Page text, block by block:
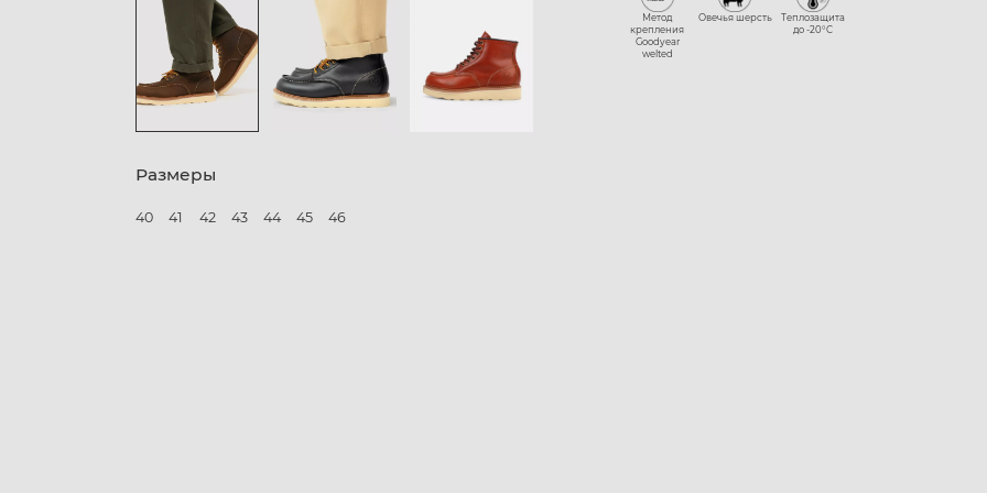
Размеры
40 41 42 43 44 45 46
Метод
крепления
Goodyear
welted
Овечья шерсть
Теплозащита
до -20°С